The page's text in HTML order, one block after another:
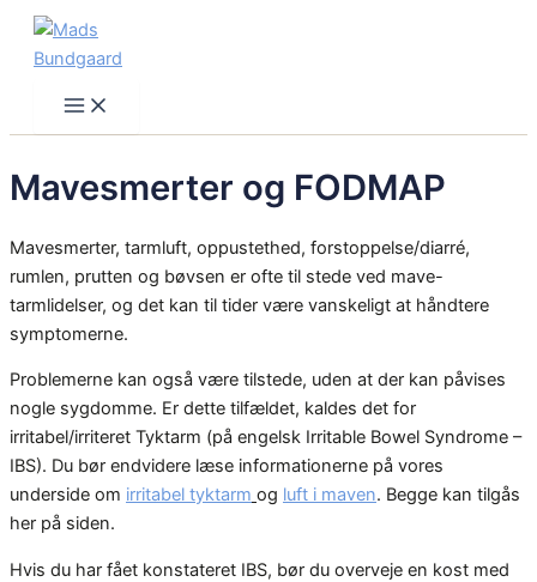
Skip
Main
Menu
Mavesmerter og FODMAP
Mavesmerter, tarmluft, oppustethed, forstoppelse/diarré,
rumlen, prutten og bøvsen er ofte til stede ved mave-
tarmlidelser, og det kan til tider være vanskeligt at håndtere
symptomerne.
Problemerne kan også være tilstede, uden at der kan påvises
nogle sygdomme. Er dette tilfældet, kaldes det for
irritabel/irriteret Tyktarm (på engelsk Irritable Bowel Syndrome –
IBS). Du bør endvidere læse informationerne på vores
underside om irritabel tyktarm og luft i maven. Begge kan tilgås
her på siden.
Hvis du har fået konstateret IBS, bør du overveje en kost med